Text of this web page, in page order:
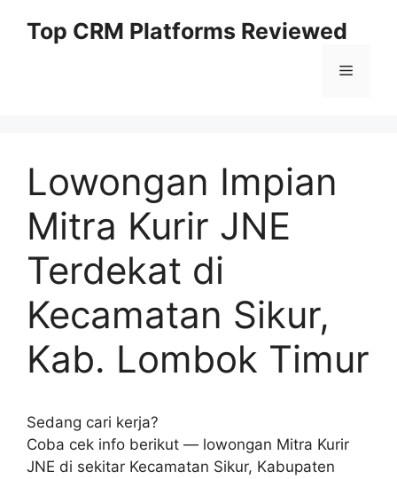
Top CRM Platforms Reviewed
Menu
Lowongan Impian
Mitra Kurir JNE
Terdekat di
Kecamatan Sikur,
Kab. Lombok Timur
Sedang cari kerja?
Coba cek info berikut — lowongan Mitra Kurir
JNE di sekitar Kecamatan Sikur, Kabupaten